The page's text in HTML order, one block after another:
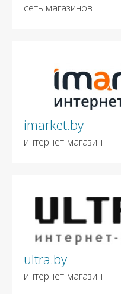
сеть магазинов
imarket.by
интернет-магазин
ultra.by
интернет-магазин